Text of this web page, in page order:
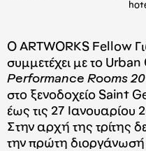
Ο ARTWORKS Fellow
συμμετέχει με το Urban
Performance Rooms
στο ξενοδοχείο Saint
έως τις 27 Ιανουαρίου
Στην αρχή της τρίτης
την πρώτη διοργάνωσή